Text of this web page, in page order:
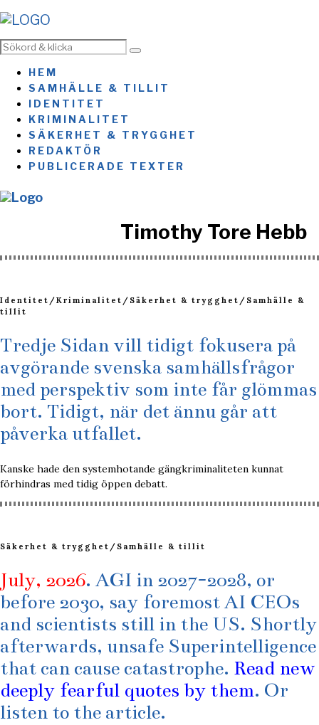
HEM
SAMHÄLLE & TILLIT
IDENTITET
KRIMINALITET
SÄKERHET & TRYGGHET
REDAKTÖR
PUBLICERADE TEXTER
Timothy Tore Hebb
Identitet /Kriminalitet / Säkerhet & trygghet / Samhälle &
tillit
Tredje Sidan vill tidigt fokusera på
avgörande svenska samhällsfrågor
med perspektiv som inte får glömmas
bort. Tidigt, när det ännu går att
påverka utfallet.
Kanske hade den systemhotande gängkriminaliteten kunnat
förhindras med tidig öppen debatt.
Säkerhet & trygghet / Samhälle & tillit
July, 2026. AGI in 2027-2028, or
before 2030, say foremost AI CEOs
and scientists still in the US. Shortly
afterwards, unsafe Superintelligence
that can cause catastrophe. Read new
deeply fearful quotes by them. Or
listen to the article.